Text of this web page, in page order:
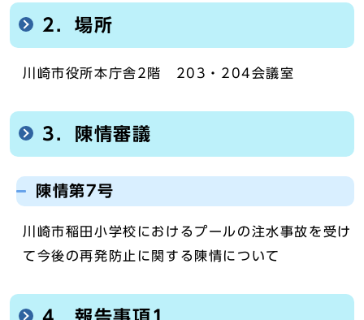
2．場所
川崎市役所本庁舎2階 203・204会議室
3．陳情審議
陳情第7号
川崎市稲田小学校におけるプールの注水事故を受け
て今後の再発防止に関する陳情について